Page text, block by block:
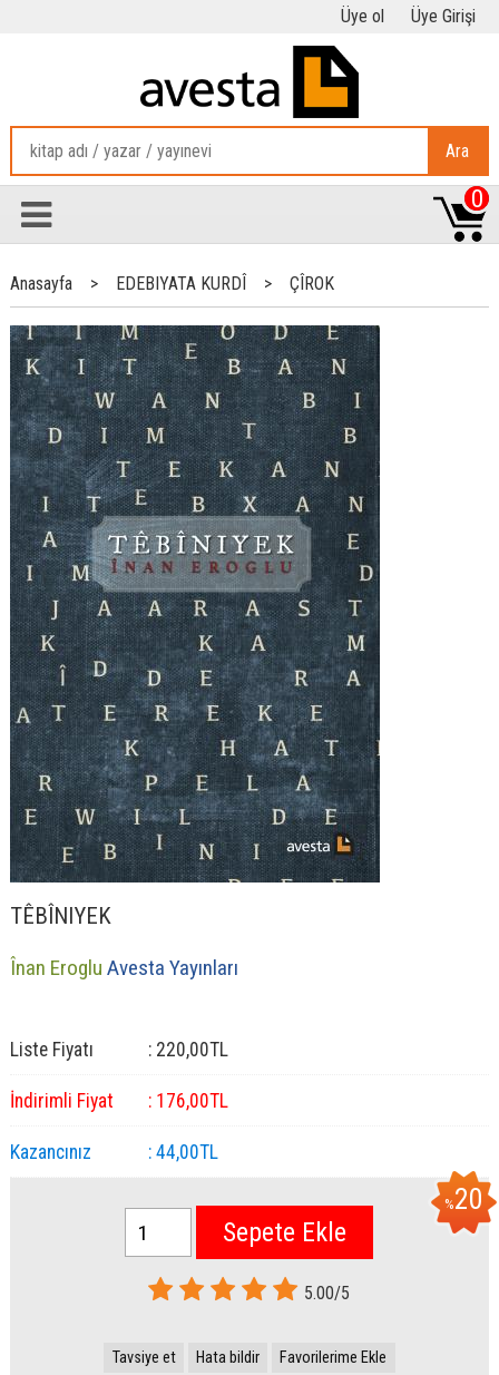
Üye ol Üye Girişi
Ara
0
Anasayfa > EDEBIYATA KURDÎ > ÇÎROK
TÊBÎNIYEK
Înan Eroglu Avesta Yayınları
Liste Fiyatı : 220,00TL
İndirimli Fiyat : 176,00TL
Kazancınız : 44,00TL
%20
Sepete Ekle
5.00/5
Tavsiye et Hata bildir Favorilerime Ekle